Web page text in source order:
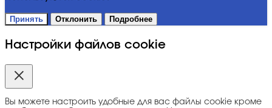
Принять Отклонить Подробнее
Настройки файлов cookie
Вы можете настроить удобные для вас файлы cookie кроме